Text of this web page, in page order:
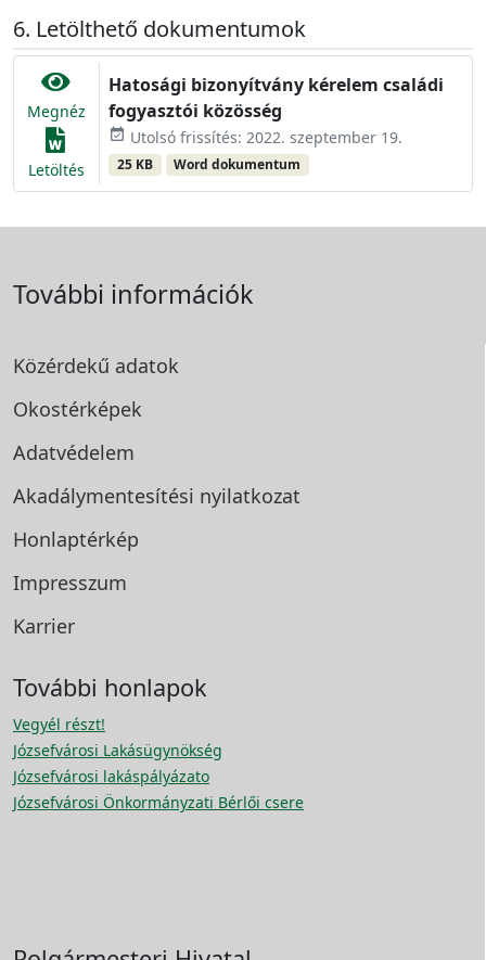
Letölthető dokumentumok
Megnéz
Letöltés
Hatosági bizonyítvány kérelem családi
fogyasztói közösség
event_available Utolsó frissítés: 2022. szeptember 19.
25 KB Word dokumentum
További információk
Közérdekű adatok
Okostérképek
Adatvédelem
Akadálymentesítési nyilatkozat
Honlaptérkép
Impresszum
Karrier
További honlapok
Vegyél részt!
Józsefvárosi Lakásügynökség
Józsefvárosi lakáspályázato
Józsefvárosi Önkormányzati Bérlői csere